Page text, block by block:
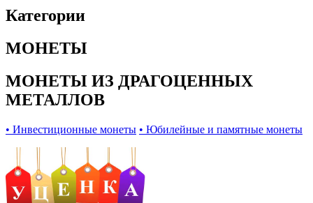
Категории
МОНЕТЫ
МОНЕТЫ ИЗ ДРАГОЦЕННЫХ
МЕТАЛЛОВ
• Инвестиционные монеты • Юбилейные и памятные монеты